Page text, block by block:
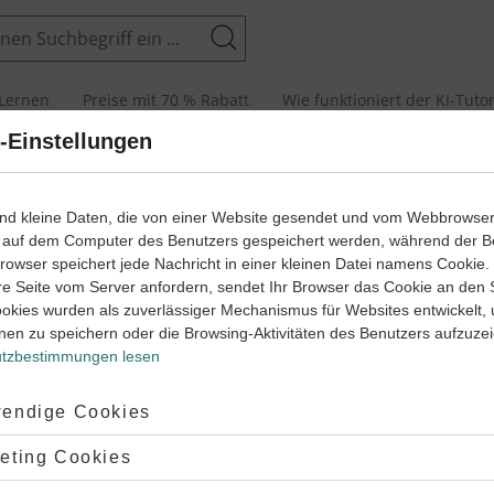
Suchen
Preise mit 70 % Rabatt Wie funktioniert der KI-Tutor
darin, die Ausbreitung von akustischen Wellen zu verstehen.
es um ihre Entstehung, ihre Verbreitung und auch die
um die Prozesse korrekt erklären zu können, sind
Frequenz, AmplitudeoderDämpfung.
Seite findest du alles, um dir einen ersten Eindruck zu
kannst du anhand von Übungen dein neues Wissen testen.
verstanden hast.
Einstellungen
kleine Daten, die von einer Website gesendet und vom
dem Computer des Benutzers gespeichert werden, während der
speichert jede Nachricht in einer kleinen Datei namens Cookie.
Seite vom Server anfordern, sendet Ihr Browser das Cookie an den
wurden als zuverlässiger Mechanismus für Websites entwickelt,
zu speichern oder die Browsing-Aktivitäten des Benutzers
lesen
Cookies
Cookies